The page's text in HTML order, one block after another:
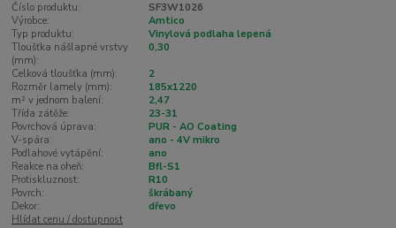
Číslo produktu:
SF3W1026
Výrobce:
Amtico
Typ produktu:
Vinylová podlaha lepená
Tloušťka nášlapné vrstvy
(mm):
0,30
Celková tloušťka (mm):
2
Rozměr lamely (mm):
185x1220
m² v jednom balení:
2,47
Třída zátěže:
23-31
Povrchová úprava:
PUR - AO Coating
V-spára:
ano - 4V mikro
Podlahové vytápění:
ano
Reakce na oheň:
Bfl-S1
Protiskluznost:
R10
Povrch:
škrábaný
Dekor:
dřevo
Hlídat cenu / dostupnost